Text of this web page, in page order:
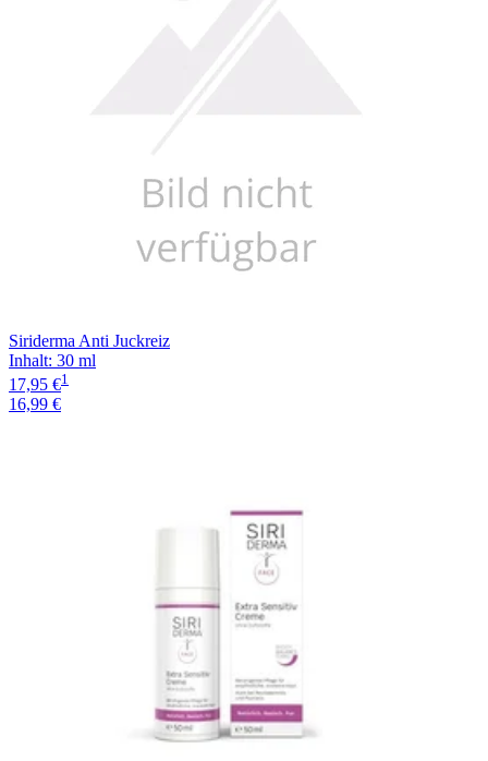
Siriderma Anti Juckreiz
Inhalt: 30 ml
17,95 €1
16,99 €